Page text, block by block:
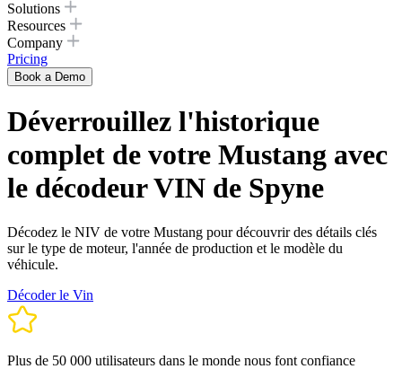
Solutions
Resources
Company
Pricing
Book a Demo
Déverrouillez l'historique
complet de votre Mustang avec
le décodeur VIN de Spyne
Décodez le NIV de votre Mustang pour découvrir des détails clés
sur le type de moteur, l'année de production et le modèle du
véhicule.
Décoder le Vin
Plus de 50 000 utilisateurs dans le monde nous font confiance